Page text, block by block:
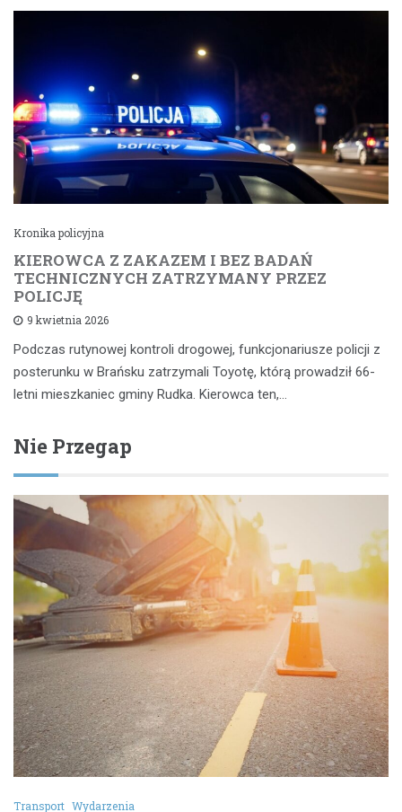
Kronika policyjna
KIEROWCA Z ZAKAZEM I BEZ BADAŃ
TECHNICZNYCH ZATRZYMANY PRZEZ
POLICJĘ
9 kwietnia 2026
Podczas rutynowej kontroli drogowej, funkcjonariusze policji z
posterunku w Brańsku zatrzymali Toyotę, którą prowadził 66-
letni mieszkaniec gminy Rudka. Kierowca ten,…
Nie Przegap
Transport Wydarzenia